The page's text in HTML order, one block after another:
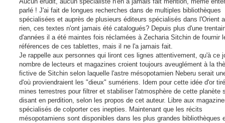
parlé ! J'ai fait de longues recherches dans de multiples bibliothèques
spécialisées et auprès de plusieurs éditeurs spécialisés dans l'Orient
rien, ces textes n'ont jamais été catalogués? Depuis plus d'une
d'années il a été maintes fois réclamées à Zecharia Sitchin de fournir
références de ces tablettes, mais il ne l'a jamais fait.
Je rappelle aux personnes qui liront ces lignes attentivement, qu'à ce
nombre de lecteurs et magazines croient toujours aveuglément à la
fictive de Sitchin selon laquelle l'astre mésopotamien Neberu serait
d'où proviendraient les "dieux" sumériens. Idem pour cette idée d'or
mines terrestres pour filtrer et stabiliser l'atmosphère de cette planète
disant en perdition, selon les propos de cet auteur. Libre aux
spécialisés de colporter ces inepties. Maintenant que les récits
mésopotamiens sont disponibles dans les plus grandes bibliothèques